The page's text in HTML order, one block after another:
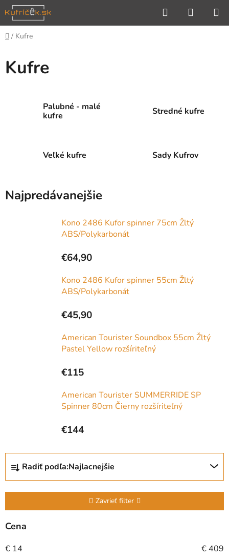
Prejsť
na
obsah
Hľadať
KOŠÍK
Domov
/ Kufre
Kufre
Palubné - malé
kufre
Stredné kufre
Veľké kufre Sady Kufrov
Najpredávanejšie
Kono 2486 Kufor spinner 75cm Žltý
ABS/Polykarbonát
€64,90
Kono 2486 Kufor spinner 55cm Žltý
ABS/Polykarbonát
€45,90
American Tourister Soundbox 55cm Žltý
Pastel Yellow rozšíriteľný
€115
American Tourister SUMMERRIDE SP
Spinner 80cm Čierny rozšíriteľný
€144
R
d
n
i
p
Radiť podľa:Najlacnejšie
Zavrieť filter
Cena
€ 14 € 409